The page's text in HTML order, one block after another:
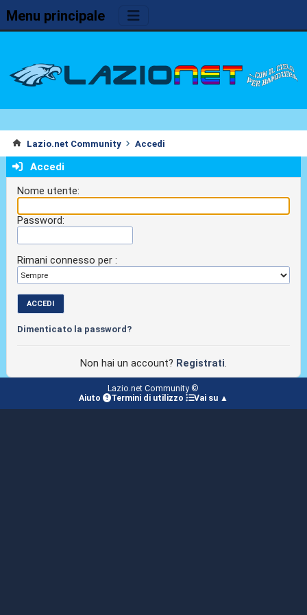
Menu principale
Lazio.net Community Accedi
Accedi
Nome utente:
Password:
Rimani connesso per :
Dimenticato la password?
Non hai un account? Registrati.
Lazio.net Community ©
Aiuto
Termini di utilizzo Vai su ▲